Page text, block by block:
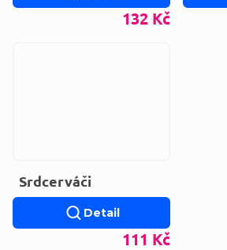
132 Kč
Srdcerváči
111 Kč
Detail